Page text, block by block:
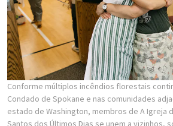
Conforme múltiplos incêndios florestais
Condado de Spokane e nas comunidades
estado de Washington, membros de A Igreja
Santos dos Últimos Dias se unem a vizinhos,